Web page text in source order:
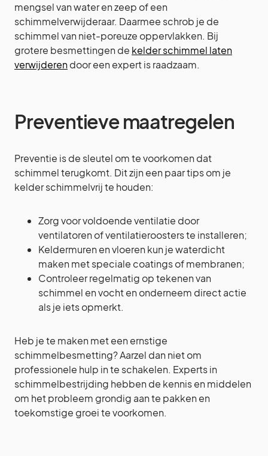
mengsel van water en zeep of een
schimmelverwijderaar. Daarmee schrob je de
schimmel van niet-poreuze oppervlakken. Bij
grotere besmettingen de kelder schimmel laten
verwijderendoor een expert is raadzaam.
Preventieve maatregelen
Preventie is de sleutel om te voorkomen dat
schimmel terugkomt. Dit zijn een paar tips om je
kelder schimmelvrij te houden:
Zorg voor voldoende ventilatie door
ventilatoren of ventilatieroosters te installeren;
Keldermuren en vloeren kun je waterdicht
maken met speciale coatings of membranen;
Controleer regelmatig op tekenen van
schimmel en vocht en onderneem direct actie
als je iets opmerkt.
Heb je te maken met een ernstige
schimmelbesmetting? Aarzel dan niet om
professionele hulp in te schakelen. Experts in
schimmelbestrijding hebben de kennis en middelen
om het probleem grondig aan te pakken en
toekomstige groei te voorkomen.